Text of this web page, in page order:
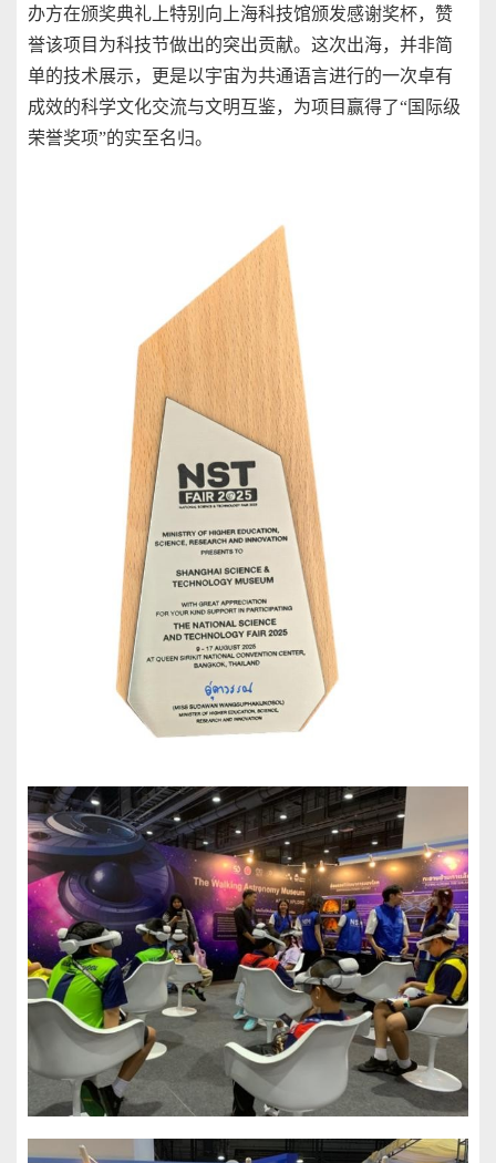
办方在颁奖典礼上特别向上海科技馆颁发感谢奖杯，赞
誉该项目为科技节做出的突出贡献。这次出海，并非简
单的技术展示，更是以宇宙为共通语言进行的一次卓有
成效的科学文化交流与文明互鉴，为项目赢得了“国际级
荣誉奖项”的实至名归。